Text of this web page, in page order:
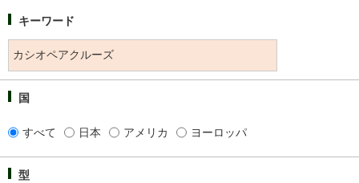
キーワード
国
すべて 日本 アメリカ ヨーロッパ
型